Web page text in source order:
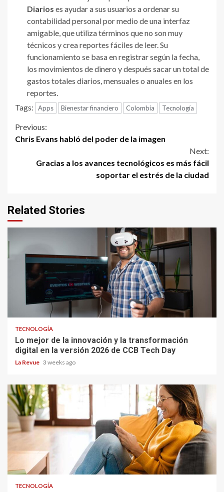
Diarios es ayudar a sus usuarios a ordenar su
contabilidad personal por medio de una interfaz
amigable, que utiliza términos que no son muy
técnicos y crea reportes fáciles de leer. Su
funcionamiento se basa en registrar según la fecha,
los movimientos de dinero y después sacar un total de
gastos totales diarios, mensuales o anuales en los
reportes.
Tags:
Apps Bienestar financiero Colombia Tecnología
Continue
Previous:
Chris Evans habló del poder de la imagen
Next:
Gracias a los avances tecnológicos es más fácil
soportar el estrés de la ciudad
Related Stories
TECNOLOGÍA
Lo mejor de la innovación y la transformación
digital en la versión 2026 de CCB Tech Day
La Revue 3 weeks ago
TECNOLOGÍA